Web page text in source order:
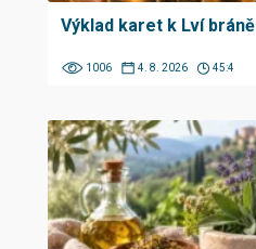
Výklad karet k Lví bráně
1006 4. 8. 2026 45:4